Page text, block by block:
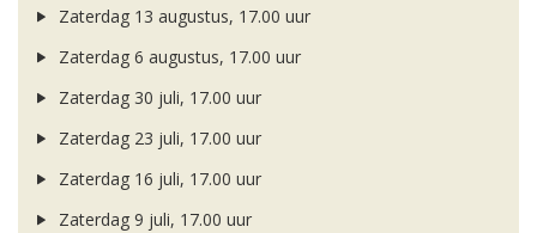
Zaterdag 13 augustus, 17.00 uur
Zaterdag 6 augustus, 17.00 uur
Zaterdag 30 juli, 17.00 uur
Zaterdag 23 juli, 17.00 uur
Zaterdag 16 juli, 17.00 uur
Zaterdag 9 juli, 17.00 uur